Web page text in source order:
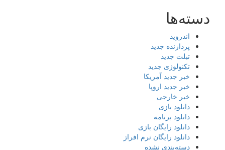
دسته‌ها
اندروید
پردازنده جدید
تبلت جدید
تکنولوژی جدید
خبر جدید آمریکا
خبر جدید اروپا
خبر خارجی
دانلود بازی
دانلود برنامه
دانلود رایگان بازی
دانلود رایگان نرم افراز
دسته‌بندی نشده